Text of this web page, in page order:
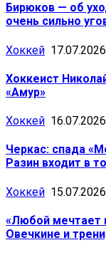
Бирюков — об
очень сильно
Хоккей 17.07.2026
Хоккеист
«Амур»
Хоккей 16.07.2026
Черкас: спада
Разин входит в
Хоккей 15.07.2026
«Любой мечтает
Овечкине и